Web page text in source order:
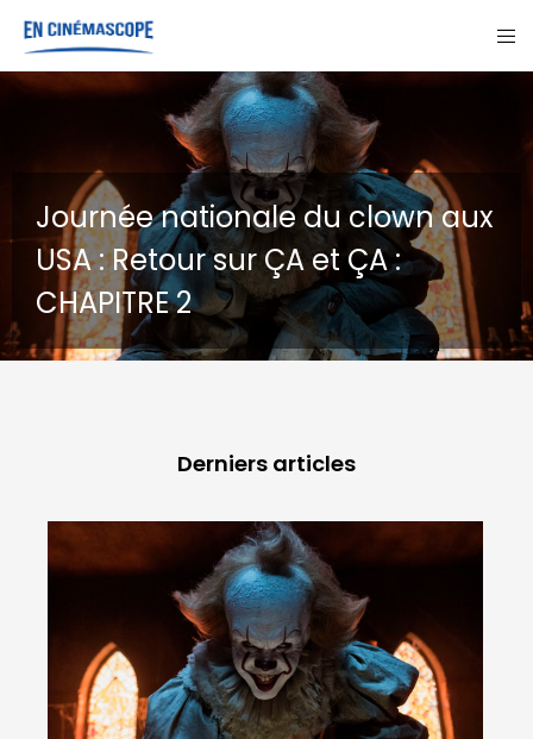
du clown aux
ÇA et ÇA :
GOHAN : Un
destins
Derniers articles